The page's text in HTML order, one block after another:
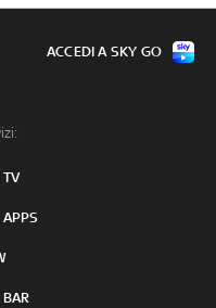
TV
ACCEDI A SKY GO